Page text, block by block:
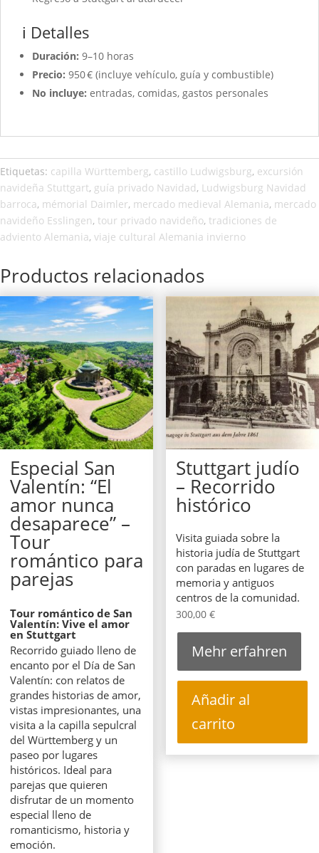
ℹ️ Detalles
Duración: 9–10 horas
Precio: 950 € (incluye vehículo, guía y combustible)
No incluye: entradas, comidas, gastos personales
Etiquetas: capilla Württemberg, castillo Ludwigsburg, excursión
navideña Stuttgart, guía privado Navidad, Ludwigsburg Navidad
barroca, mémorial Daimler, mercado medieval Alemania, mercado
navideño Esslingen, tour privado navideño, tradiciones de
adviento Alemania, viaje cultural Alemania invierno
Productos relacionados
Especial San
Valentín: “El
amor nunca
desaparece” –
Tour
romántico para
parejas
Tour romántico de San
Valentín: Vive el amor
en Stuttgart
Recorrido guiado lleno de
encanto por el Día de San
Valentín: con relatos de
grandes historias de amor,
vistas impresionantes, una
visita a la capilla sepulcral
del Württemberg y un
paseo por lugares
históricos. Ideal para
parejas que quieren
disfrutar de un momento
especial lleno de
romanticismo, historia y
emoción.
Stuttgart judío
– Recorrido
histórico
Visita guiada sobre la
historia judía de Stuttgart
con paradas en lugares de
memoria y antiguos
centros de la comunidad.
300,00 €
Mehr erfahren
Añadir al
carrito